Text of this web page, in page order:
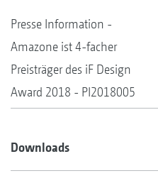
Presse Information -
Amazone ist 4-facher
Preisträger des iF Design
Award 2018 - PI2018005
Downloads